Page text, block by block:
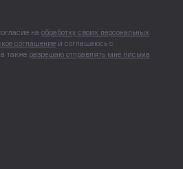
на обработку своих персональных
соглашение и соглашаюсь с
а также разрешаю отправлять мне письма